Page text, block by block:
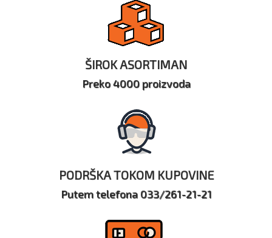
ŠIROK ASORTIMAN
Preko 4000 proizvoda
PODRŠKA TOKOM KUPOVINE
Putem telefona 033/261-21-21